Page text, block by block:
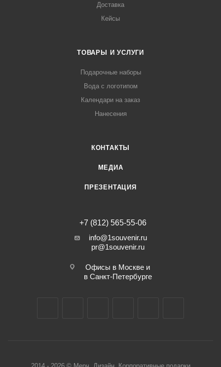
Доставка
Кейсы
ТОВАРЫ И УСЛУГИ
Подарочные наборы
Вода с логотипом
Календари на заказ
Нанесения
КОНТАКТЫ
МЕДИА
ПРЕЗЕНТАЦИЯ
+7 (812) 565-55-06
info@1souvenir.ru
pr@1souvenir.ru
Офисы в Москве и
в Санкт-Петербурге